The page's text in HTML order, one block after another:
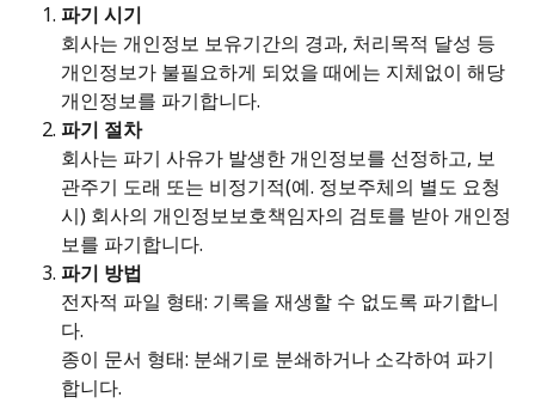
파기 시기
회사는 개인정보 보유기간의 경과, 처리목적 달성 등
개인정보가 불필요하게 되었을 때에는 지체없이 해당
개인정보를 파기합니다.
파기 절차
회사는 파기 사유가 발생한 개인정보를 선정하고, 보
관주기 도래 또는 비정기적(예. 정보주체의 별도 요청
시) 회사의 개인정보보호책임자의 검토를 받아 개인정
보를 파기합니다.
파기 방법
전자적 파일 형태: 기록을 재생할 수 없도록 파기합니
다.
종이 문서 형태: 분쇄기로 분쇄하거나 소각하여 파기
합니다.